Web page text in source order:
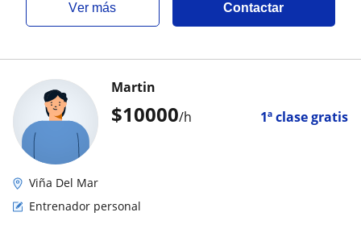
ver más Contactar
$10000/h 1ª clase gratis
Martin
Viña Del Mar
Entrenador personal